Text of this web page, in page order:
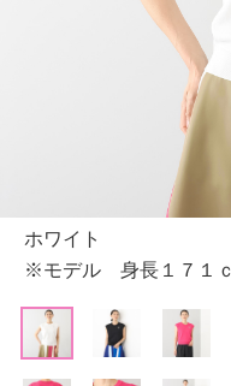
ホワイト
※モデル 身長１７１